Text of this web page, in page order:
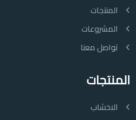
المنتجات
المشروعات
تواصل معنا
المنتجات
الاخشاب